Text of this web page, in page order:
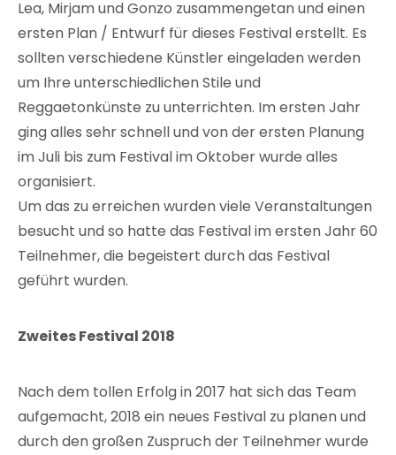
Lea, Mirjam und Gonzo zusammengetan und einen
ersten Plan / Entwurf für dieses Festival erstellt. Es
sollten verschiedene Künstler eingeladen werden
um Ihre unterschiedlichen Stile und
Reggaetonkünste zu unterrichten. Im ersten Jahr
ging alles sehr schnell und von der ersten Planung
im Juli bis zum Festival im Oktober wurde alles
organisiert.
Um das zu erreichen wurden viele Veranstaltungen
besucht und so hatte das Festival im ersten Jahr 60
Teilnehmer, die begeistert durch das Festival
geführt wurden.
Zweites Festival 2018
Nach dem tollen Erfolg in 2017 hat sich das Team
aufgemacht, 2018 ein neues Festival zu planen und
durch den großen Zuspruch der Teilnehmer wurde